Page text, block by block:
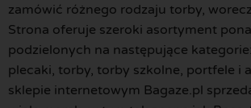
zamówić różnego rodzaju torby,
Strona oferuje szeroki asortyment
podzielonych na następujące
plecaki, torby, torby szkolne, portfele i
sklepie internetowym Bagaze.pl